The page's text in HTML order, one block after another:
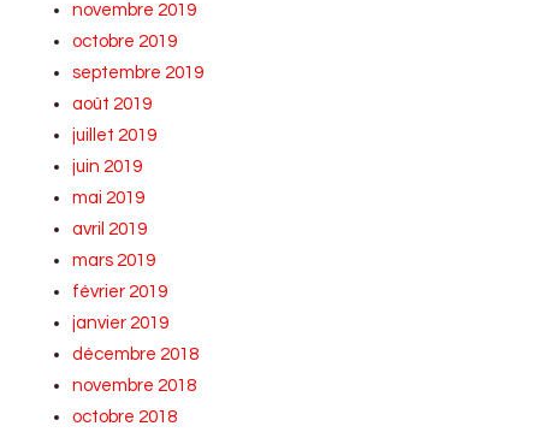
novembre 2019
octobre 2019
septembre 2019
août 2019
juillet 2019
juin 2019
mai 2019
avril 2019
mars 2019
février 2019
janvier 2019
décembre 2018
novembre 2018
octobre 2018